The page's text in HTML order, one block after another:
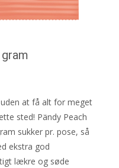
at få alt for meget
sted! Pändy Peach
sukker pr. pose, så
ekstra god
lækre og søde